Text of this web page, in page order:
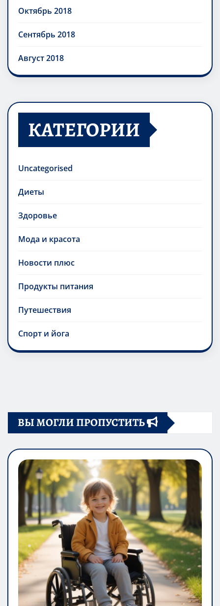
Октябрь 2018
Сентябрь 2018
Август 2018
КАТЕГОРИИ
Uncategorised
Диеты
Здоровье
Мода и красота
Новости плюс
Продукты питания
Путешествия
Спорт и йога
ВЫ МОГЛИ ПРОПУСТИТЬ